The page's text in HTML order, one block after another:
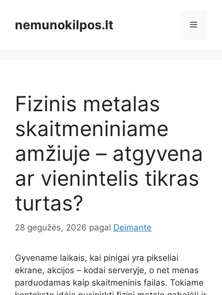
turinionemunokilpos.lt Meniu
Fizinis metalas
skaitmeniniame
amžiuje – atgyvena
ar vienintelis tikras
turtas?
28 gegužės, 2026 pagal Deimante
Gyvename laikais, kai pinigai yra pikseliai
ekrane, akcijos – kodai serveryje, o net menas
parduodamas kaip skaitmeninis failas. Tokiame